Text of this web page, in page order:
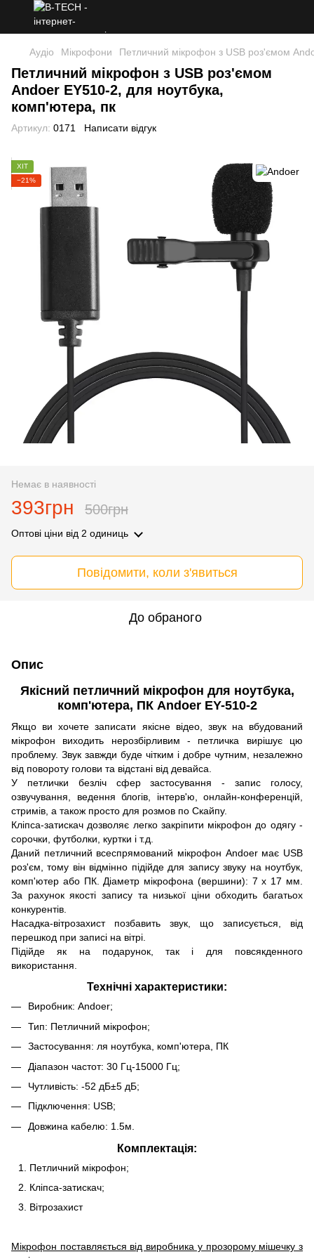
Аудіо Мікрофони Петличний мікрофон з USB роз'ємом
Петличний мікрофон з USB роз'ємом
Andoer EY510-2, для ноутбука,
комп'ютера, пк
Артикул: 0171 Написати відгук
ХІТ
−21%
Немає в наявності
393грн 500грн
Оптові ціни від 2 одиниць
Повідомити, коли з'явиться
До обраного
Опис
Якісний петличний мікрофон для ноутбука,
комп'ютера, ПК Andoer EY-510-2
Якщо ви хочете записати якісне відео, звук на вбудований
мікрофон виходить нерозбірливим - петличка вирішує цю
проблему. Звук завжди буде чітким і добре чутним, незалежно
від повороту голови та відстані від девайса.
У петлички безліч сфер застосування - запис голосу,
озвучування, ведення блогів, інтерв'ю, онлайн-конференцій,
стримів, а також просто для розмов по Скайпу.
Кліпса-затискач дозволяє легко закріпити мікрофон до одягу -
сорочки, футболки, куртки і т.д.
Даний петличний всеспрямований мікрофон Andoer має USB
роз'єм, тому він відмінно підійде для запису звуку на ноутбук,
комп'ютер або ПК. Діаметр мікрофона (вершини): 7 х 17 мм.
За рахунок якості запису та низької ціни обходить багатьох
конкурентів.
Насадка-вітрозахист позбавить звук, що записується, від
перешкод при записі на вітрі.
Підійде як на подарунок, так і для повсякденного
використання.
Технічні характеристики:
Виробник: Andoer;
Тип: Петличний мікрофон;
Застосування: ля ноутбука, комп'ютера, ПК
Діапазон частот: 30 Гц-15000 Гц;
Чутливість: -52 дБ±5 дБ;
Підключення: USB;
Довжина кабелю: 1.5м.
Комплектація:
Петличний мікрофон;
Кліпса-затискач;
Вітрозахист
Мікрофон поставляється від виробника у прозорому мішечку з